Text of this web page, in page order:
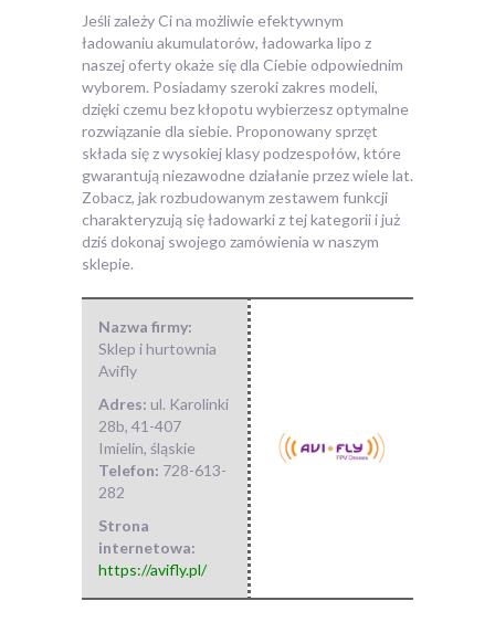
Jeśli zależy Ci na możliwie efektywnym
ładowaniu akumulatorów, ładowarka lipo z
naszej oferty okaże się dla Ciebie odpowiednim
wyborem. Posiadamy szeroki zakres modeli,
dzięki czemu bez kłopotu wybierzesz optymalne
rozwiązanie dla siebie. Proponowany sprzęt
składa się z wysokiej klasy podzespołów, które
gwarantują niezawodne działanie przez wiele lat.
Zobacz, jak rozbudowanym zestawem funkcji
charakteryzują się ładowarki z tej kategorii i już
dziś dokonaj swojego zamówienia w naszym
sklepie.
Nazwa firmy:
Sklep i hurtownia
Avifly
Adres: ul. Karolinki
28b, 41-407
Imielin, śląskie
Telefon: 728-613-
282
Strona
internetowa:
https://avifly.pl/